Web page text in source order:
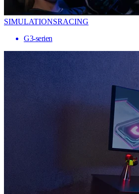
SIMULATIONSRACING
G3-serien